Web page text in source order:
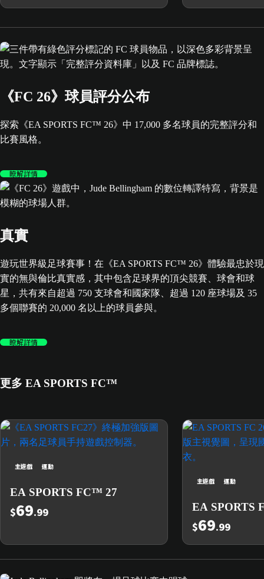
FCM TV 觀看美
《FC 26》球員評分公布
探索《EA SPORTS FC™ 26》中 17,000 多名球員的完整評分和
比賽風格。
瞭解詳情
真實
遊玩世界級足球賽事！在《EA SPORTS FC™ 26》體驗最忠於現
實的無與倫比真實感，其中包含足球界的頂尖競賽、球會和球
星，共有來自超過 750 支球會和國家隊、超過 120 座球場及 35
多個聯賽的 20,000 名以上的球員參與。
瞭解詳情
更多 EA SPORTS FC™
主遊戲 運動
EA SPORTS FC™ 27
$69.99
主遊戲 運動
EA SPORTS
$69.99